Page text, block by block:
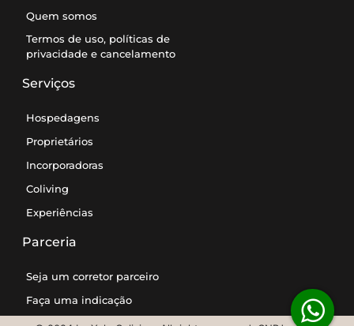
Quem somos
Termos de uso, políticas de
privacidade e cancelamento
Serviços
Hospedagens
Proprietários
Incorporadoras
Coliving
Experiências
Parceria
Seja um corretor parceiro
Faça uma indicação